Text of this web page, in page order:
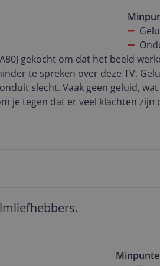
gekocht om dat het beeld
te spreken over deze TV.
slecht. Vaak geen geluid,
je tegen dat er veel klachten